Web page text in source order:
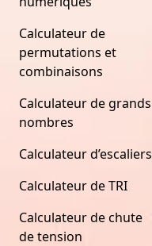
Calculateur de
permutations et
combinaisons
Calculateur de grands
nombres
Calculateur d’escaliers
Calculateur de TRI
Calculateur de chute
de tension